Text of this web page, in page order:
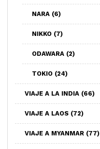
NARA (6)
NIKKO (7)
ODAWARA (2)
TOKIO (24)
VIAJE A LA INDIA (66)
VIAJE A LAOS (72)
VIAJE A MYANMAR (77)